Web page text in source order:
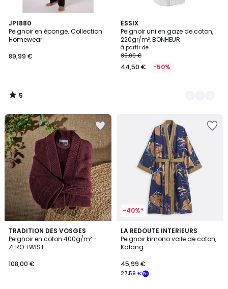
JP1880
Peignoir en éponge. Collection
Homewear.
89,99 €
5
/
5
5
/
ESSIX
Peignoir uni en gaze de coton,
220gr/m², BONHEUR
à partir de
89,00 €
44,50 € -50%
5
Couleurs
TRADITION DES VOSGES
Peignoir en coton 400g/m² -
ZERO TWIST
108,00 €
4
/
5
9
Couleurs
-40%*
LA REDOUTE INTERIEURS
Peignoir kimono voile de coton,
Kalang
27,59 €
45,99 €
4,4
/ 5